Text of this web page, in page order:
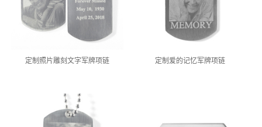
定制照片雕刻文字军牌项链 定制爱的记忆军牌项链